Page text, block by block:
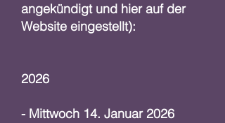
angekündigt und hier auf der
Website eingestellt):
2026
- Mittwoch 14. Januar 2026